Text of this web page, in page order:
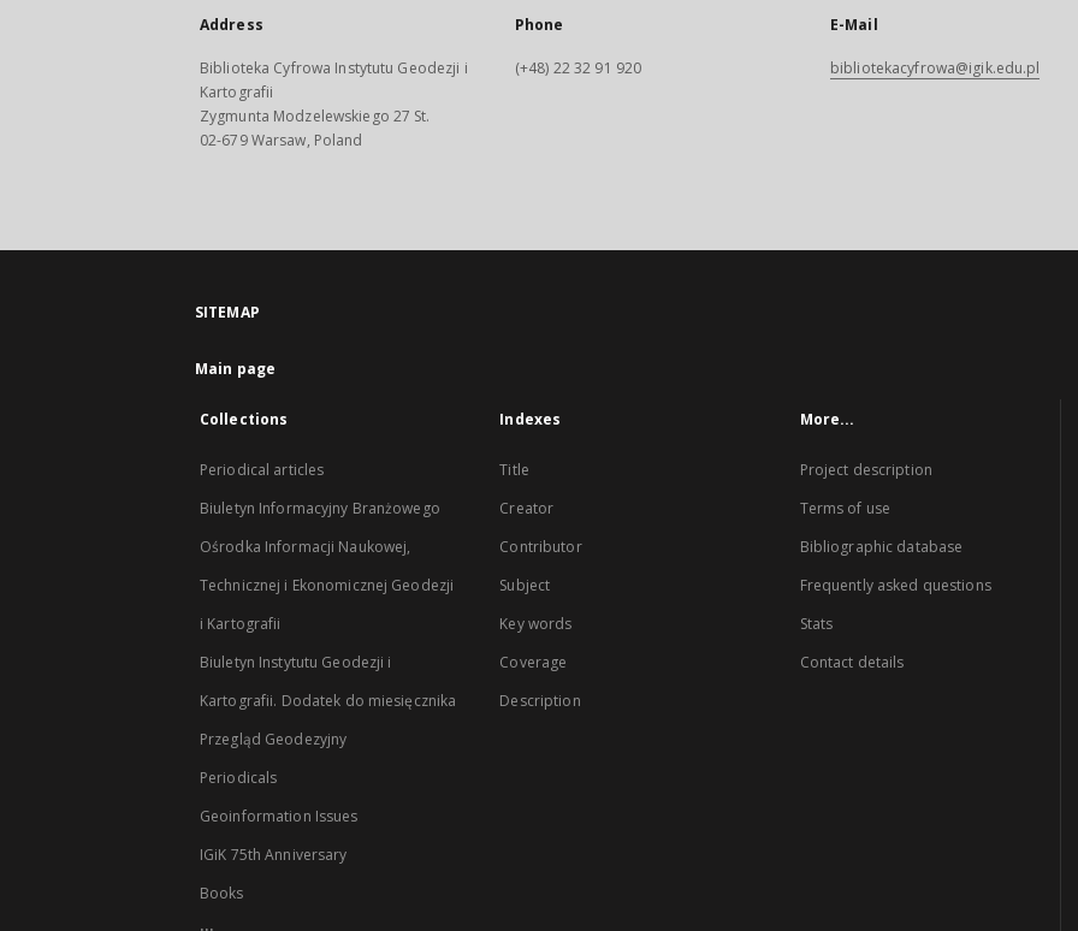
Address
Biblioteka Cyfrowa Instytutu Geodezji i
Kartografii
Zygmunta Modzelewskiego 27 St.
02-679 Warsaw, Poland
Phone
(+48) 22 32 91 920
E-Mail
bibliotekacyfrowa@igik.edu.pl
SITEMAP
Main page
Collections
Periodical articles
Biuletyn Informacyjny Branżowego
Ośrodka Informacji Naukowej,
Technicznej i Ekonomicznej Geodezji
i Kartografii
Biuletyn Instytutu Geodezji i
Kartografii. Dodatek do miesięcznika
Przegląd Geodezyjny
Periodicals
Geoinformation Issues
IGiK 75th Anniversary
Books
...
Indexes
Title
Creator
Contributor
Subject
Key words
Coverage
Description
More...
Project description
Terms of use
Bibliographic database
Frequently asked questions
Stats
Contact details